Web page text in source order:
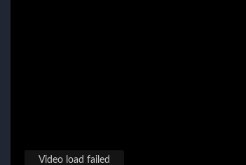
Video load failed